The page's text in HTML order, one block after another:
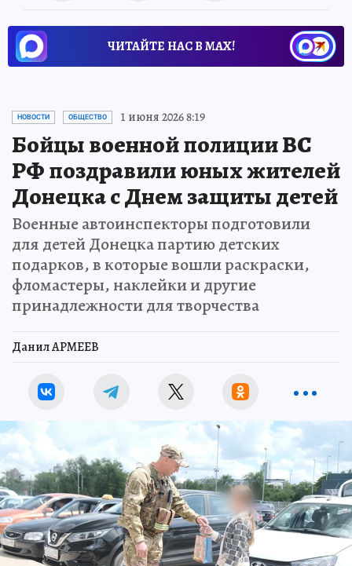
ЧИТАЙТЕ НАС В МАХ!
НОВОСТИ ОБЩЕСТВО 1 июня 2026 8:19
Бойцы военной полиции ВС
РФ поздравили юных жителей
Донецка с Днем защиты детей
Военные автоинспекторы подготовили
для детей Донецка партию детских
подарков, в которые вошли раскраски,
фломастеры, наклейки и другие
принадлежности для творчества
Данил АРМЕЕВ